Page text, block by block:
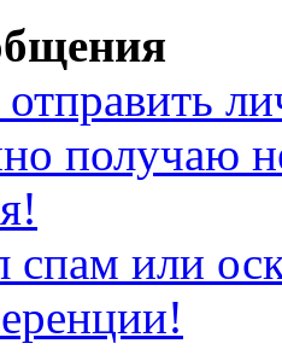
получаю
или